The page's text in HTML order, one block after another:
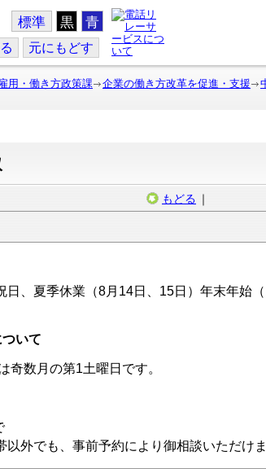
標準 黒 青
元にもどす
用・働き方政策課 企業の働き方改革を促進・支援
もどる ｜
日、夏季休業（8月14日、15日）年末年始
いて
奇数月の第1土曜日です。
以外でも、事前予約により御相談いただけ